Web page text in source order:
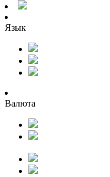
Язык
Валюта